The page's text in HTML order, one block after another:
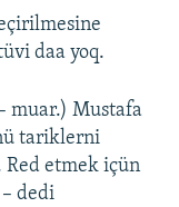
daa yoq.
muar.) Mustafa
tariklerni
Red etmek içün
dedi